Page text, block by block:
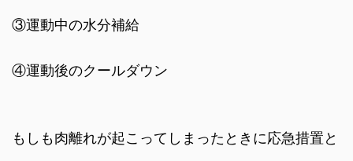
③運動中の水分補給
④運動後のクールダウン
もしも肉離れが起こってしまったときに応急措置と